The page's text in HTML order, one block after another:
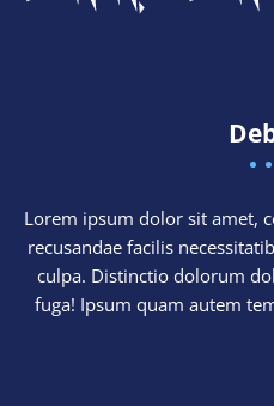
Lorem ipsum dolor sit amet,
recusandae facilis
culpa. Distinctio dolorum
fuga! Ipsum quam autem